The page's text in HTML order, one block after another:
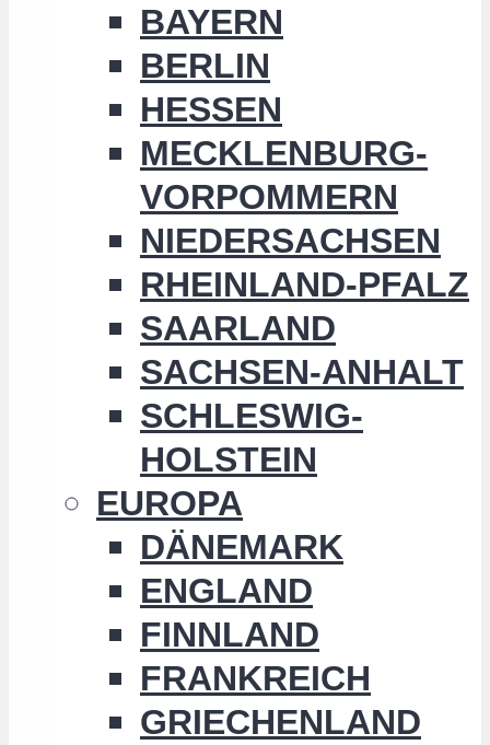
BAYERN
BERLIN
HESSEN
MECKLENBURG-
VORPOMMERN
NIEDERSACHSEN
RHEINLAND-PFALZ
SAARLAND
SACHSEN-ANHALT
SCHLESWIG-
HOLSTEIN
EUROPA
DÄNEMARK
ENGLAND
FINNLAND
FRANKREICH
GRIECHENLAND